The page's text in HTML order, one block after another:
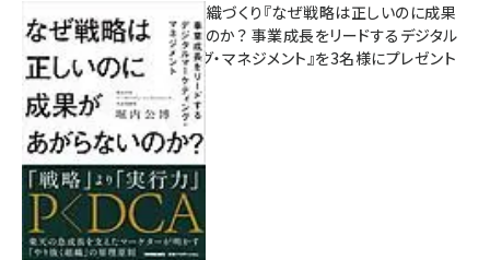
成果を生む組織づくり『なぜ戦略は正しいのに成果
があがらないのか？ 事業成長をリードするデジタル
マーケティング・マネジメント』を3名様にプレゼント
8月7日 10:00